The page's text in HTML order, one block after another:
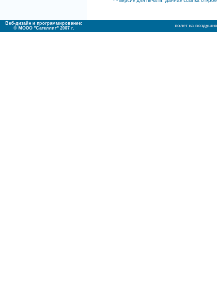
Веб-дизайн и программирование:
© МООО "Сателлит" 2007 г.
полет на